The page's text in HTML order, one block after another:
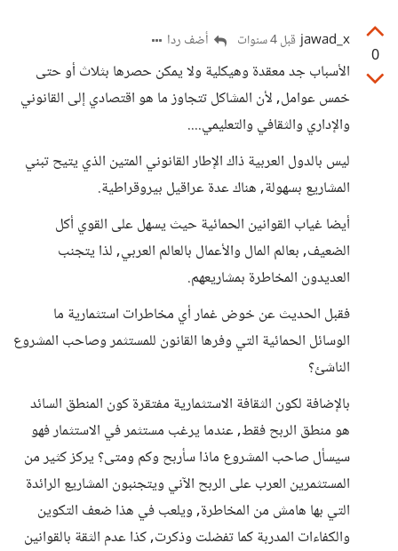
0
jawad_x قبل 4 سنوات أضف ردا
الأسباب جد معقدة وهيكلية ولا يمكن حصرها بثلاث أو حتى
خمس عوامل, لأن المشاكل تتجاوز ما هو اقتصادي إلى القانوني
والإداري والثقافي والتعليمي....
ليس بالدول العربية ذاك الإطار القانوني المتين الذي يتيح تبني
المشاريع بسهولة, هناك عدة عراقيل بيروقراطية.
أيضا غياب القوانين الحمائية حيث يسهل على القوي أكل
الضعيف, بعالم المال والأعمال بالعالم العربي, لذا يتجنب
العديدون المخاطرة بمشاريعهم.
فقبل الحديث عن خوض غمار أي مخاطرات استثمارية ما
الوسائل الحمائية التي وفرها القانون للمستثمر وصاحب المشروع
الناشئ؟
بالإضافة لكون الثقافة الاستثمارية مفتقرة كون المنطق السائد
هو منطق الربح فقط, عندما يرغب مستثمر في الاستثمار فهو
سيسأل صاحب المشروع ماذا سأربح وكم ومتى؟ يركز كثير من
المستثمرين العرب على الربح الآني ويتجنبون المشاريع الرائدة
التي بها هامش من المخاطرة, ويلعب في هذا ضعف التكوين
والكفاءات المدربة كما تفضلت وذكرت, كذا عدم الثقة بالقوانين